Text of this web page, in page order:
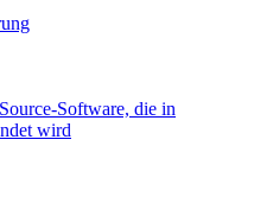
Software, die in
wird